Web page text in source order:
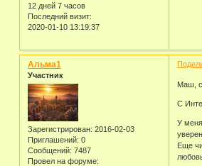
12 дней 7 часов
Последний визит:
2020-01-10 13:19:37
Альма1
Участник
Зарегистрирован: 2016-02-03
Приглашений: 0
Сообщений: 7487
Провел на форуме:
Маш,
С
У
Еще